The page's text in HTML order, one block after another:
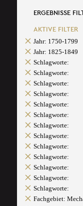
ERGEBNISSE
AKTIVE FILTER
Jahr: 1750-1799
Jahr: 1825-1849
Schlagworte:
Schlagworte:
Schlagworte:
Schlagworte:
Schlagworte:
Schlagworte:
Schlagworte:
Schlagworte:
Schlagworte:
Schlagworte:
Schlagworte:
Schlagworte:
Schlagworte:
Fachgebiet: